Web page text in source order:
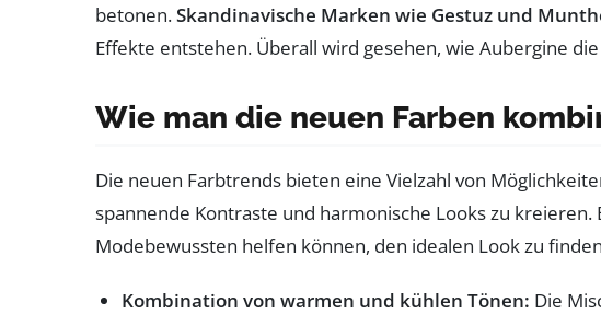
betonen.Skandinavische Marken wie Gestuz und
Effekte entstehen. Überall wird gesehen, wie Aubergine
Wie man die neuen Farben
Die neuen Farbtrends bieten eine Vielzahl von
spannende Kontraste und harmonische Looks zu kreieren.
Modebewussten helfen können, den idealen Look zu
Kombination von warmen und kühlen Tönen: Die